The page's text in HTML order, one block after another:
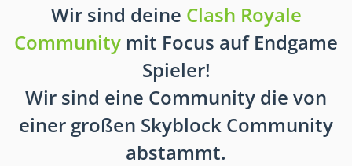
Wir sind deine Clash Royale
Community mit Focus auf Endgame
Spieler!
Wir sind eine Community die von
einer großen Skyblock Community
abstammt.